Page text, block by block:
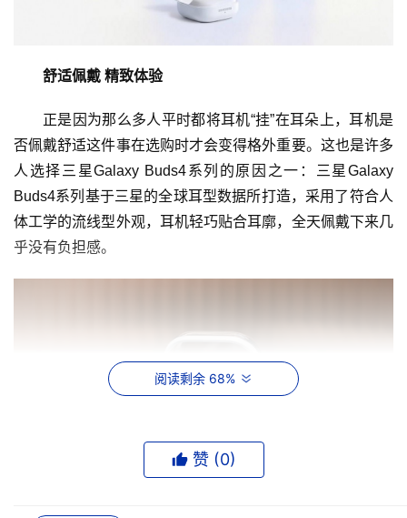
舒适佩戴 精致体验
正是因为那么多人平时都将耳机“挂”在耳朵上，耳机是
否佩戴舒适这件事在选购时才会变得格外重要。这也是许多
人选择三星Galaxy Buds4系列的原因之一：三星Galaxy
Buds4系列基于三星的全球耳型数据所打造，采用了符合人
体工学的流线型外观，耳机轻巧贴合耳廓，全天佩戴下来几
乎没有负担感。
阅读剩余 68%
赞 (0)